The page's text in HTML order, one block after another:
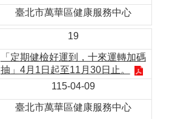
臺北市萬華區健康服務中心
19
「定期健檢好運到，十來運轉加碼
抽」4月1日起至11月30日止。
115-04-09
臺北市萬華區健康服務中心